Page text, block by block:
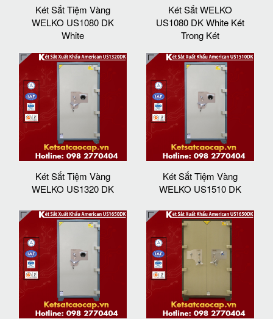
Két Sắt Tiệm Vàng
WELKO US1080 DK
White
Két Sắt WELKO
US1080 DK White Két
Trong Két
Két Sắt Tiệm Vàng
WELKO US1320 DK
Két Sắt Tiệm Vàng
WELKO US1510 DK